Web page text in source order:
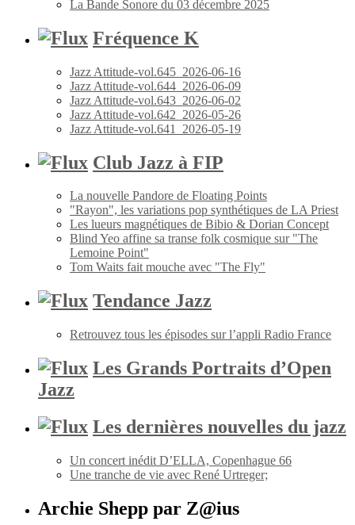
La Bande Sonore du 03 décembre 2025
Fréquence K
Jazz Attitude-vol.645_2026-06-16
Jazz Attitude-vol.644_2026-06-09
Jazz Attitude-vol.643_2026-06-02
Jazz Attitude-vol.642_2026-05-26
Jazz Attitude-vol.641_2026-05-19
Club Jazz à FIP
La nouvelle Pandore de Floating Points
"Rayon", les variations pop synthétiques de LA Priest
Les lueurs magnétiques de Bibio & Dorian Concept
Blind Yeo affine sa transe folk cosmique sur "The
Lemoine Point"
Tom Waits fait mouche avec "The Fly"
Tendance Jazz
Retrouvez tous les épisodes sur l’appli Radio France
Les Grands Portraits d’Open
Jazz
Les dernières nouvelles du jazz
Un concert inédit D’ELLA, Copenhague 66
Une tranche de vie avec René Urtreger;
Archie Shepp par Z@ius